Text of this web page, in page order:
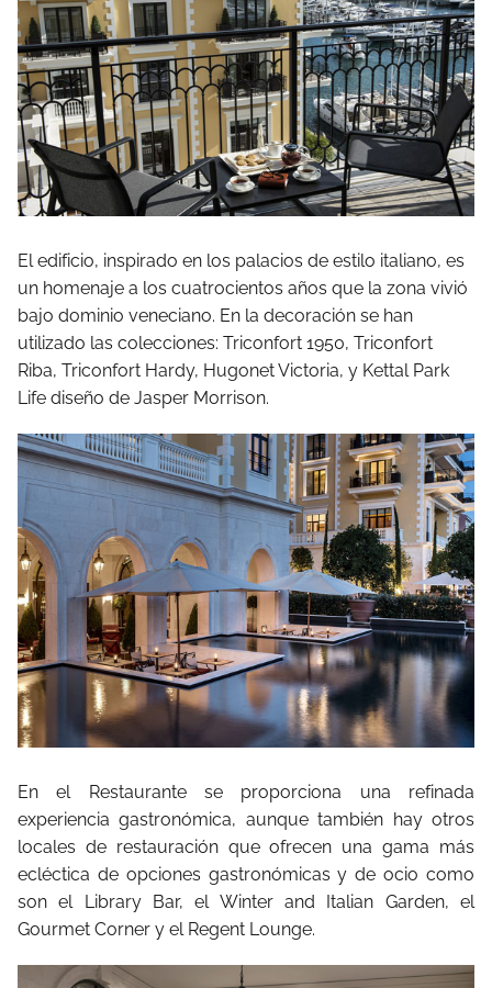
El edificio, inspirado en los palacios de estilo italiano, es
un homenaje a los cuatrocientos años que la zona vivió
bajo dominio veneciano. En la decoración se han
utilizado las colecciones: Triconfort 1950, Triconfort
Riba, Triconfort Hardy, Hugonet Victoria, y Kettal Park
Life diseño de Jasper Morrison.
En el Restaurante se proporciona una refinada
experiencia gastronómica, aunque también hay otros
locales de restauración que ofrecen una gama más
ecléctica de opciones gastronómicas y de ocio como
son el Library Bar, el Winter and Italian Garden, el
Gourmet Corner y el Regent Lounge.